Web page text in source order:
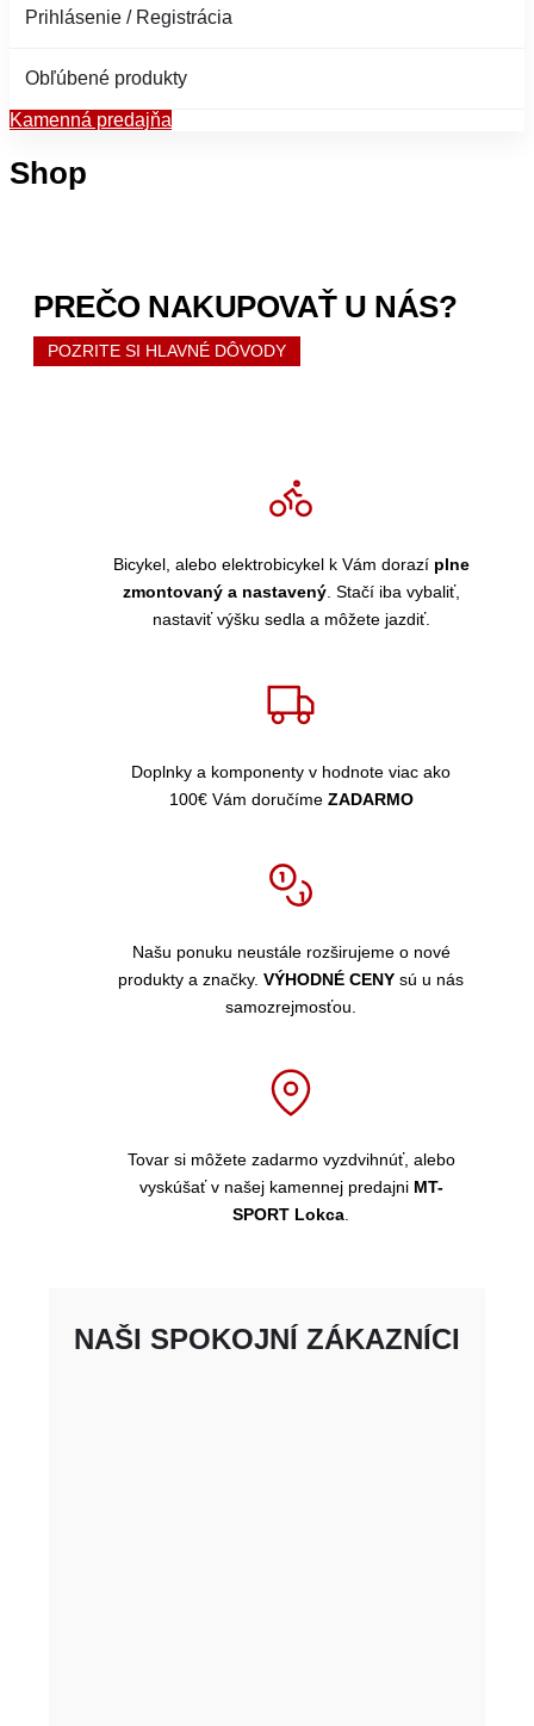
Prihlásenie / Registrácia
Obľúbené produkty
Kamenná predajňa
Shop
PREČO NAKUPOVAŤ U NÁS?
POZRITE SI HLAVNÉ DÔVODY
Bicykel, alebo elektrobicykel k Vám dorazí plne
zmontovaný a nastavený. Stačí iba vybaliť,
nastaviť výšku sedla a môžete jazdiť.
Doplnky a komponenty v hodnote viac ako
100€ Vám doručíme ZADARMO
Našu ponuku neustále rozširujeme o nové
produkty a značky. VÝHODNÉ CENY sú u nás
samozrejmosťou.
Tovar si môžete zadarmo vyzdvihnúť, alebo
vyskúšať v našej kamennej predajni MT-
SPORT Lokca
NAŠI SPOKOJNÍ ZÁKAZNÍCI